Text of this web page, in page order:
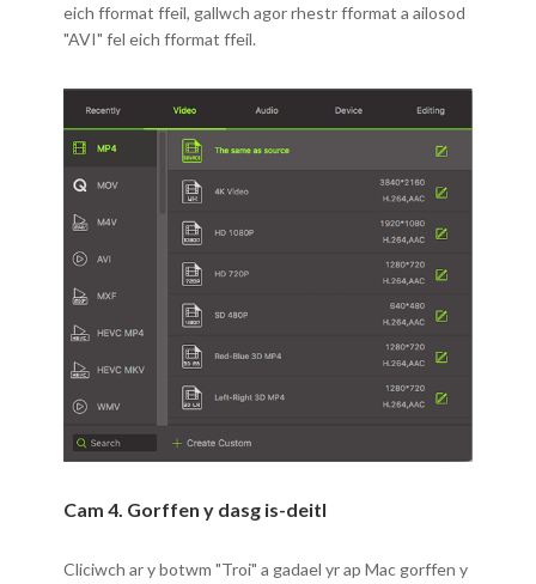
eich fformat ffeil, gallwch agor rhestr fformat a ailosod
"AVI" fel eich fformat ffeil.
Cam 4. Gorffen y dasg is-deitl
Cliciwch ar y botwm "Troi" a gadael yr ap Mac gorffen y